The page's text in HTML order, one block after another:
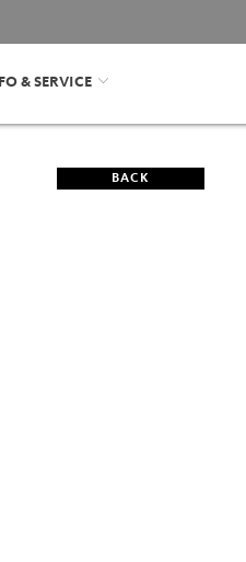
& SERVICE
BACK